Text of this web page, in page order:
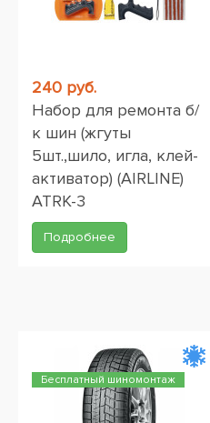
240 руб.
Набор для ремонта б/
к шин (жгуты
5шт.,шило, игла, клей-
активатор) (AIRLINE)
ATRK-3
Подробнее
Бесплатный шиномонтаж